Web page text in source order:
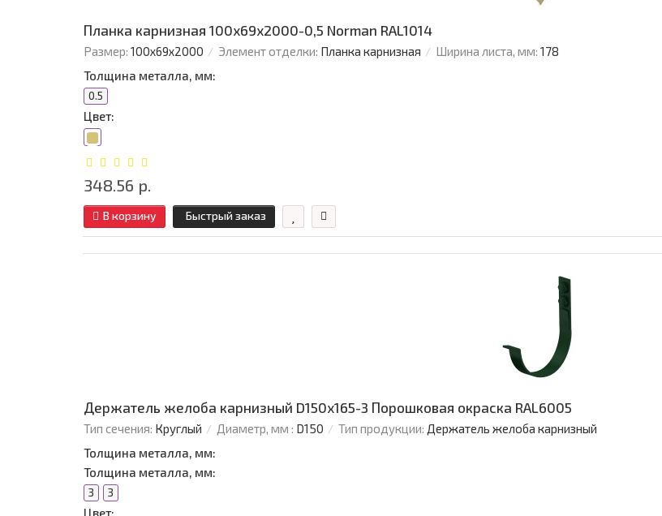
Планка карнизная 100х69х2000-0,5 Norman RAL1014
Размер: 100х69х2000 Элемент отделки: Планка карнизная Ширина листа, мм: 178
Толщина металла, мм:
0.5
Цвет:
348.56 р.
В корзину Быстрый заказ
Держатель желоба карнизный D150х165-3 Порошковая окраска RAL6005
Тип сечения: Круглый Диаметр, мм : D150 Тип продукции: Держатель желоба карнизный
Толщина металла, мм:
Толщина металла, мм:
3 3
Цвет: